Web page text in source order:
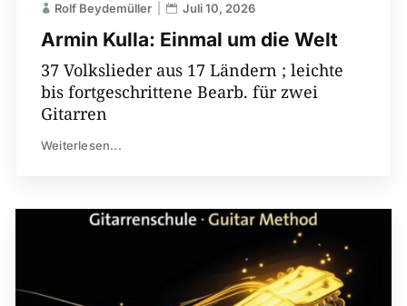
Armin Kulla: Einmal um die Welt
Rolf Beydemüller Juli 10, 2026
37 Volkslieder aus 17 Ländern ; leichte
bis fortgeschrittene Bearb. für zwei
Gitarren
Weiterlesen...